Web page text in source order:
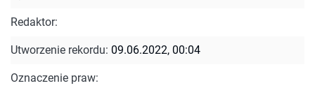
Redaktor:
Utworzenie rekordu: 09.06.2022, 00:04
Oznaczenie praw: